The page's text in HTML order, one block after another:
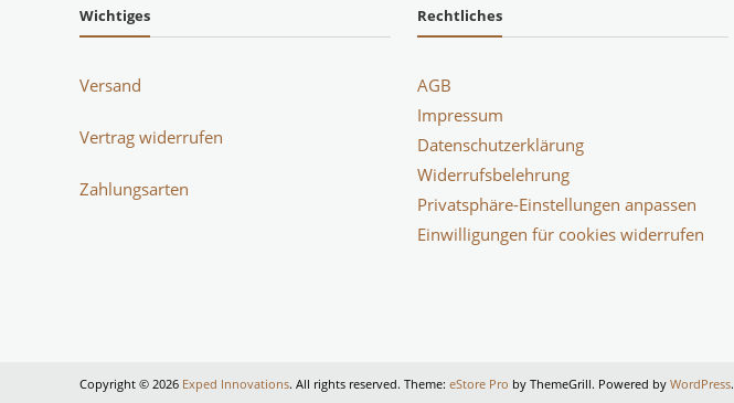
Wichtiges
Versand
Vertrag widerrufen
Zahlungsarten
Rechtliches
AGB
Impressum
Datenschutzerklärung
Widerrufsbelehrung
Privatsphäre-Einstellungen anpassen
Einwilligungen für cookies widerrufen
Copyright © 2026 Exped Innovations. All rights reserved. Theme: eStore Pro by ThemeGrill. Powered by WordPress.